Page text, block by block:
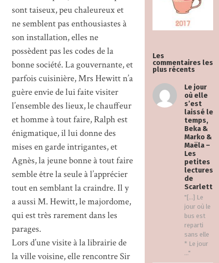
Les
commentaires les
plus récents
Le jour
où elle
s’est
laissé le
temps,
Beka &
Marko &
Maëla –
Les
petites
lectures
de
Scarlett
"[…] Le
jour où le
bus est
reparti
sans elle
* Le jour
..."
sont taiseux, peu chaleureux et
ne semblent pas enthousiastes à
son installation, elles ne
possèdent pas les codes de la
bonne société. La gouvernante, et
parfois cuisinière, Mrs Hewitt n’a
guère envie de lui faite visiter
l’ensemble des lieux, le chauffeur
et homme à tout faire, Ralph est
énigmatique, il lui donne des
mises en garde intrigantes, et
Agnès, la jeune bonne à tout faire
semble être la seule à l’apprécier
tout en semblant la craindre. Il y
a aussi M. Hewitt, le majordome,
qui est très rarement dans les
parages.
Lors d’une visite à la librairie de
la ville voisine, elle rencontre Sir